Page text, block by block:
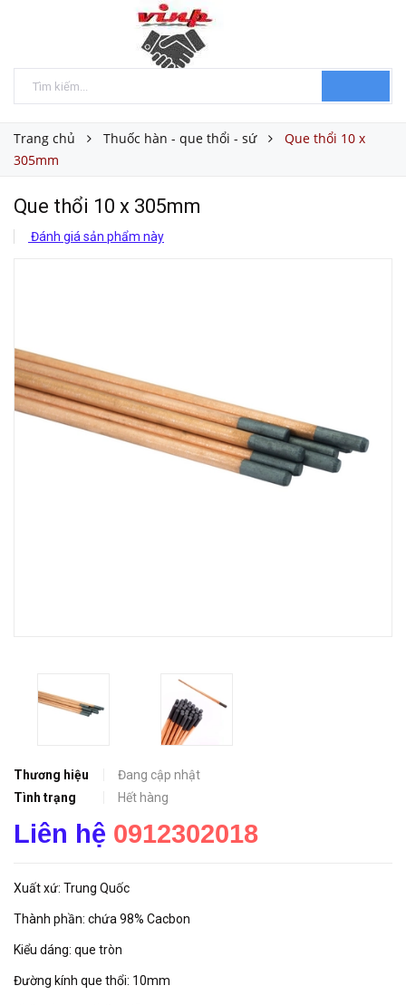
Trang chủ Thuốc hàn - que thổi - sứ
Que thổi 10 x
305mm
Que thổi 10 x 305mm
Đánh giá sản phẩm này
Thương hiệu
Đang cập nhật
Tình trạng
Hết hàng
Liên hệ 0912302018
Xuất xứ: Trung Quốc
Thành phần: chứa 98% Cacbon
Kiểu dáng: que tròn
Đường kính que thổi: 10mm